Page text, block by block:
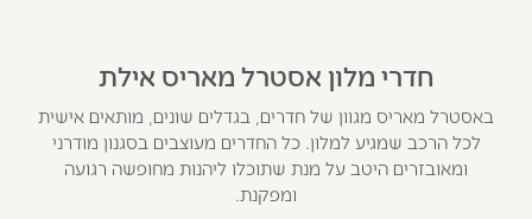
חדרי מלון אסטרל מאריס אילת
באסטרל מאריס מגוון של חדרים, בגדלים שונים, מותאים אישית
לכל הרכב שמגיע למלון. כל החדרים מעוצבים בסגנון מודרני
ומאובזרים היטב על מנת שתוכלו ליהנות מחופשה רגועה
ומפקנת.